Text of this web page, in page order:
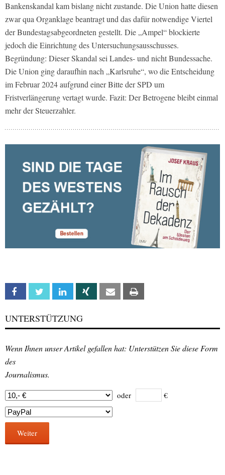
Bankenskandal kam bislang nicht zustande. Die Union hatte diesen
zwar qua Organklage beantragt und das dafür notwendige Viertel
der Bundestagsabgeordneten gestellt. Die „Ampel“ blockierte
jedoch die Einrichtung des Untersuchungsausschusses.
Begründung: Dieser Skandal sei Landes- und nicht Bundessache.
Die Union ging daraufhin nach „Karlsruhe“, wo die Entscheidung
im Februar 2024 aufgrund einer Bitte der SPD um
Fristverlängerung vertagt wurde. Fazit: Der Betrogene bleibt einmal
mehr der Steuerzahler.
Facebook Twitter Linkedin Xing Email
UNTERSTÜTZUNG
Wenn Ihnen unser Artikel gefallen hat: Unterstützen Sie diese Form
des
Journalismus.
oder €
Weiter